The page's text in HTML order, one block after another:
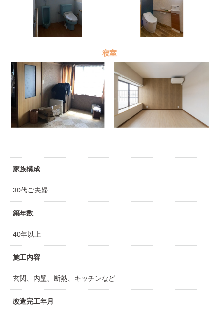
寝室
家族構成
30代ご夫婦
築年数
40年以上
施工内容
玄関、内壁、断熱、キッチンなど
改造完工年月